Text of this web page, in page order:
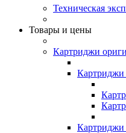
Техническая
Товары и цены
Картриджи